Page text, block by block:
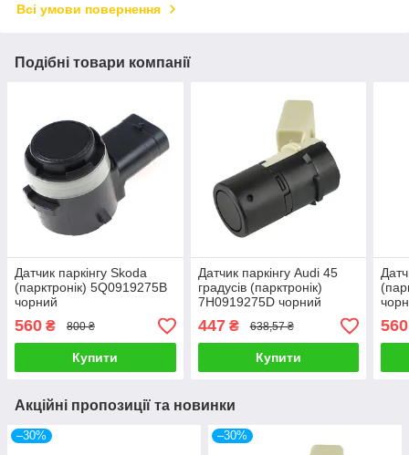
Всі умови повернення
Подібні товари компанії
Датчик паркінгу Skoda
(парктронік) 5Q0919275B
чорний
560 ₴ 800 ₴
Купити
Датчик паркінгу Audi 45
градусів (парктронік)
7H0919275D чорний
447₴ 638,57 ₴
Купити
560
Акційні пропозиції та новинки
–30% –30%